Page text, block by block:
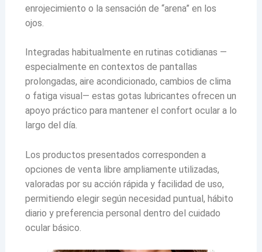
enrojecimiento o la sensación de “arena” en los
ojos.
Integradas habitualmente en rutinas cotidianas —
especialmente en contextos de pantallas
prolongadas, aire acondicionado, cambios de clima
o fatiga visual— estas gotas lubricantes ofrecen un
apoyo práctico para mantener el confort ocular a lo
largo del día.
Los productos presentados corresponden a
opciones de venta libre ampliamente utilizadas,
valoradas por su acción rápida y facilidad de uso,
permitiendo elegir según necesidad puntual, hábito
diario y preferencia personal dentro del cuidado
ocular básico.